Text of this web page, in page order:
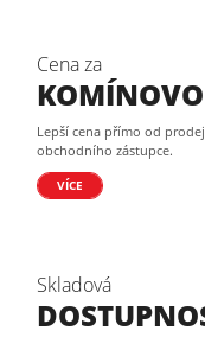
Cena za
Lepší cena přímo od
obchodního zástupce.
VÍCE
Skladová